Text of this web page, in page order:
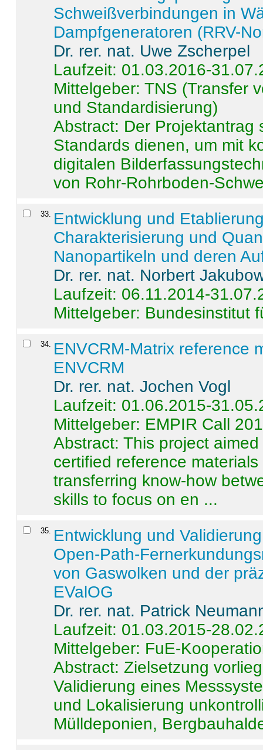
Schweißverbindungen in
Dampfgeneratoren (RRV-
Dr. rer. nat. Uwe Zscherpel
Laufzeit: 01.03.2016-
Mittelgeber: TNS (Transfer
und Standardisierung)
Abstract: Der Projektantrag
Standards dienen, um mit
digitalen
von Rohr-Rohrboden-
33. Entwicklung und
Charakterisierung und
Nanopartikeln und deren
Dr. rer. nat. Norbert
Laufzeit: 06.11.2014-
Mittelgeber: Bundesinstitut
34. ENVCRM-Matrix reference
ENVCRM
Dr. rer. nat. Jochen Vogl
Laufzeit: 01.06.2015-
Mittelgeber: EMPIR Call
Abstract:This project
certified reference
transferring know-how
skills to focus on en ...
35. Entwicklung und
Open-Path-
von Gaswolken und der
EValOG
Dr. rer. nat. Patrick
Laufzeit: 01.03.2015-
Mittelgeber: FuE-
Abstract:Zielsetzung
Validierung eines
und Lokalisierung
Mülldeponien,